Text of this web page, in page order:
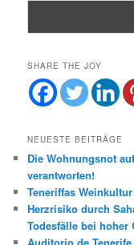
SHARE THE JOY
NEUESTE BEITRÄGE
Die Wohnungsnot
verantworten!
Teneriffas
Herzrisiko durch
Todesfälle bei hoher